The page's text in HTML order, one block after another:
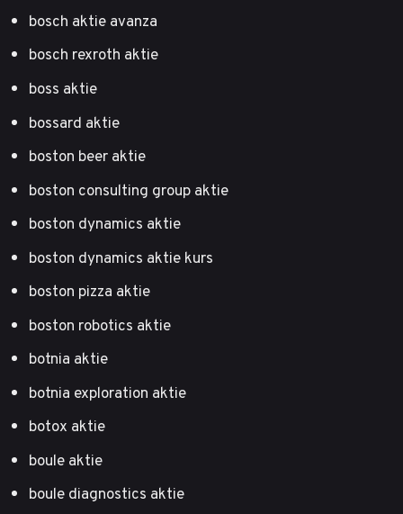
bosch aktie avanza
bosch rexroth aktie
boss aktie
bossard aktie
boston beer aktie
boston consulting group aktie
boston dynamics aktie
boston dynamics aktie kurs
boston pizza aktie
boston robotics aktie
botnia aktie
botnia exploration aktie
botox aktie
boule aktie
boule diagnostics aktie